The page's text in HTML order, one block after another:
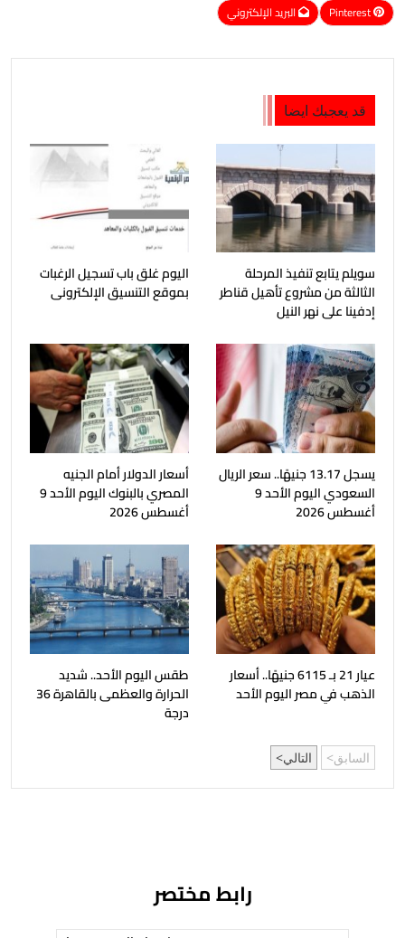
Pinterest
البريد الإلكتروني
قد يعجبك ايضا
سويلم يتابع تنفيذ المرحلة
الثالثة من مشروع تأهيل قناطر
إدفينا على نهر النيل
اليوم غلق باب تسجيل الرغبات
بموقع التنسيق الإلكترونى
يسجل 13.17 جنيهًا.. سعر الريال
السعودي اليوم الأحد 9
أغسطس 2026
أسعار الدولار أمام الجنيه
المصري بالبنوك اليوم الأحد 9
أغسطس 2026
عيار 21 بـ 6115 جنيهًا.. أسعار
الذهب في مصر اليوم الأحد
طقس اليوم الأحد.. شديد
الحرارة والعظمى بالقاهرة 36
درجة
السابق التالي
رابط مختصر